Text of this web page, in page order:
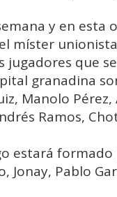
y en esta
míster
que
granadina
Manolo Pérez,
Ramos,
estará formado
Jonay, Pablo